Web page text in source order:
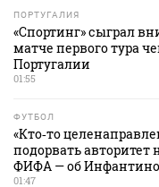
ПОРТУГАЛИЯ
«Спортинг» сыграл
матче первого тура
Португалии
01:55
ФУТБОЛ
«Кто‑то
подорвать авторитет
ФИФА — об Инфантино
01:47